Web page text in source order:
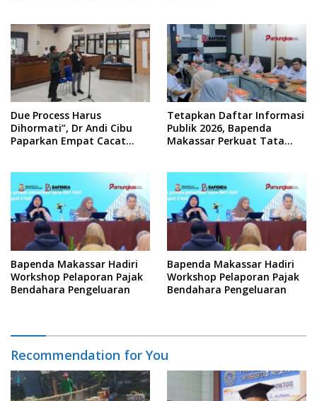
Due Process Harus
Dihormati”, Dr Andi Cibu
Paparkan Empat Cacat
Tetapkan Daftar Informasi
Publik 2026, Bapenda
Makassar Perkuat Tata
Bapenda Makassar Hadiri
Workshop Pelaporan Pajak
Bendahara Pengeluaran
Bapenda Makassar Hadiri
Workshop Pelaporan Pajak
Bendahara Pengeluaran
Recommendation for You